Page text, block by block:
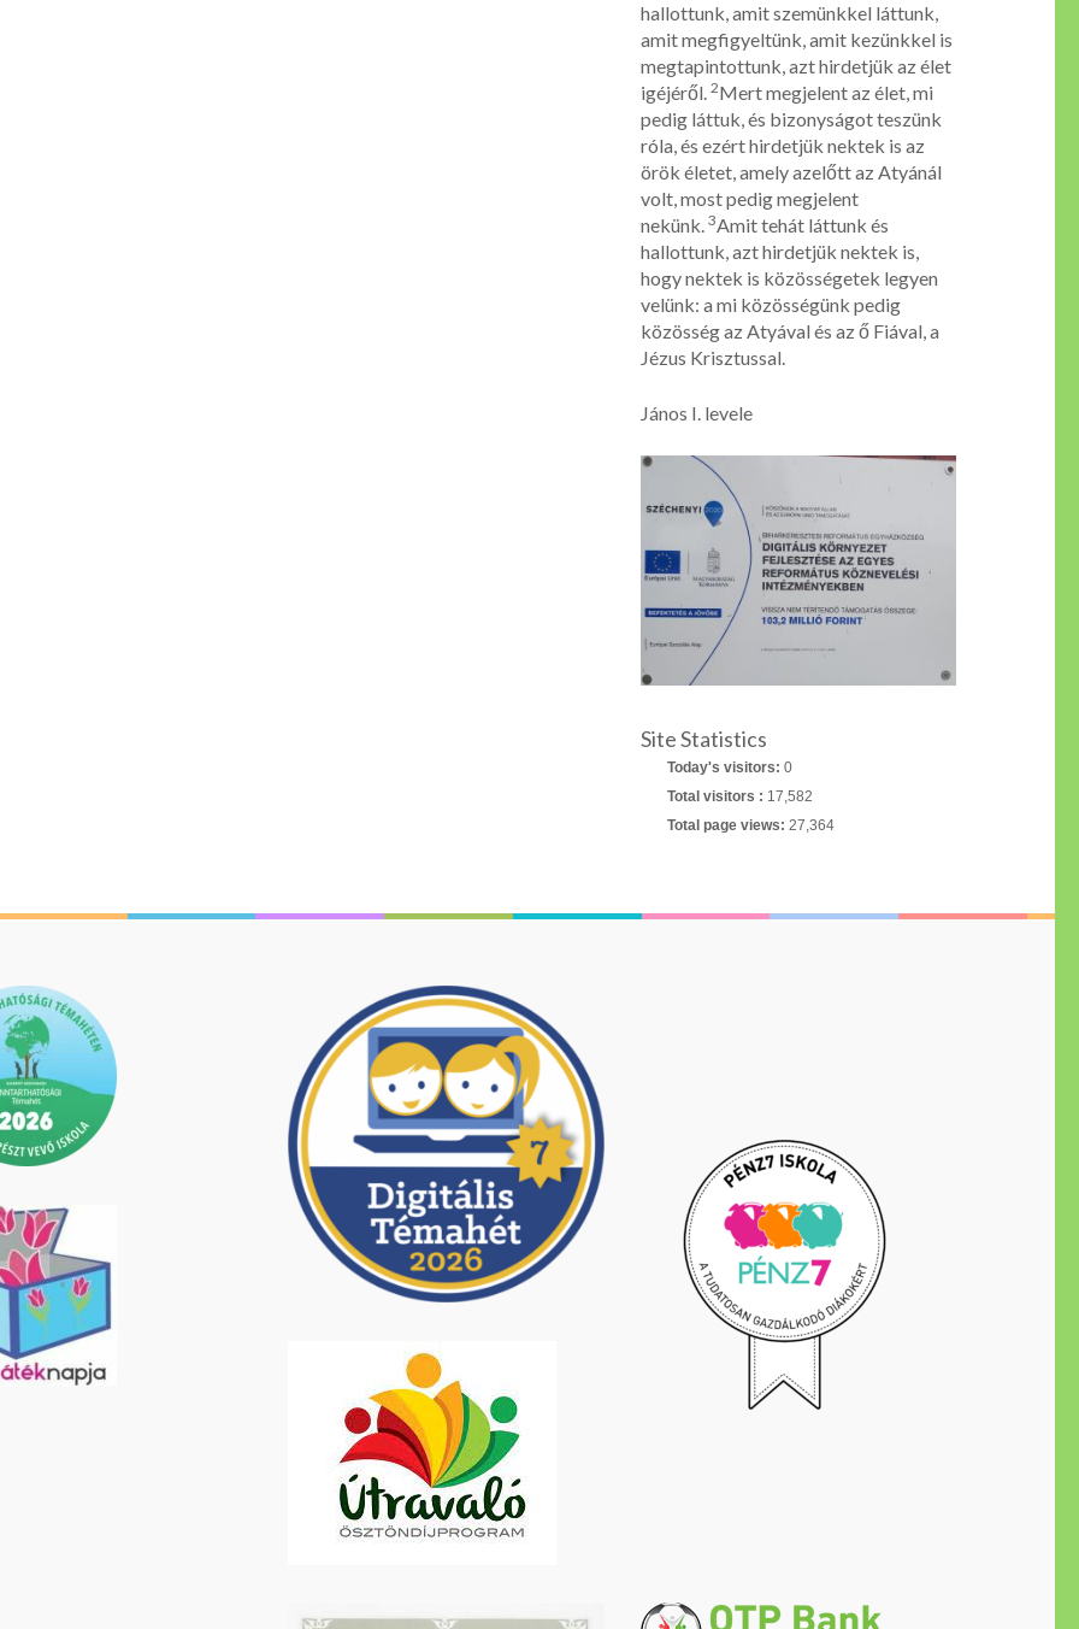
hallottunk, amit szemünkkel láttunk,
amit megfigyeltünk, amit kezünkkel is
megtapintottunk, azt hirdetjük az élet
igéjéről. 2Mert megjelent az élet, mi
pedig láttuk, és bizonyságot teszünk
róla, és ezért hirdetjük nektek is az
örök életet, amely azelőtt az Atyánál
volt, most pedig megjelent
nekünk. 3Amit tehát láttunk és
hallottunk, azt hirdetjük nektek is,
hogy nektek is közösségetek legyen
velünk: a mi közösségünk pedig
közösség az Atyával és az ő Fiával, a
Jézus Krisztussal.
János I. levele
Site Statistics
Today's visitors: 0
Total visitors : 17,582
Total page views: 27,364